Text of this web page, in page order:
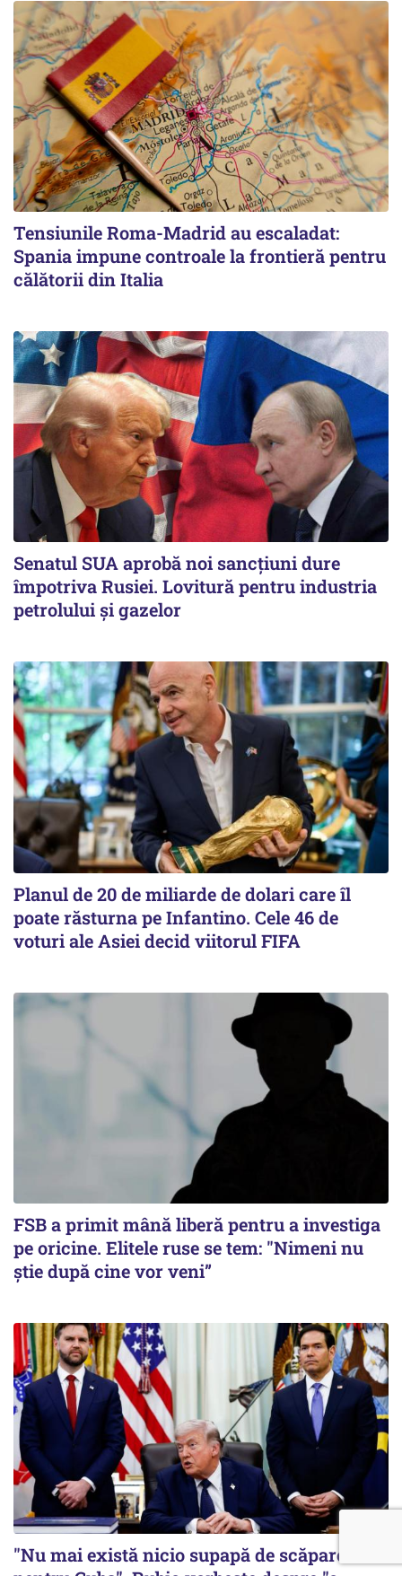
Tensiunile Roma-Madrid au escaladat:
Spania impune controale la frontieră pentru
călătorii din Italia
Senatul SUA aprobă noi sancțiuni dure
împotriva Rusiei. Lovitură pentru industria
petrolului și gazelor
Planul de 20 de miliarde de dolari care îl
poate răsturna pe Infantino. Cele 46 de
voturi ale Asiei decid viitorul FIFA
FSB a primit mână liberă pentru a investiga
pe oricine. Elitele ruse se tem: "Nimeni nu
știe după cine vor veni”
"Nu mai există nicio supapă de scăpare